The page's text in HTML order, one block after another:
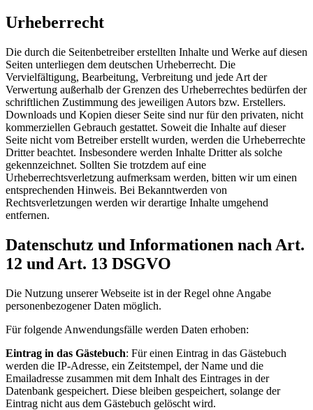
Urheberrecht
Die durch die Seitenbetreiber erstellten Inhalte und Werke auf diesen
Seiten unterliegen dem deutschen Urheberrecht. Die
Vervielfältigung, Bearbeitung, Verbreitung und jede Art der
Verwertung außerhalb der Grenzen des Urheberrechtes bedürfen der
schriftlichen Zustimmung des jeweiligen Autors bzw. Erstellers.
Downloads und Kopien dieser Seite sind nur für den privaten, nicht
kommerziellen Gebrauch gestattet. Soweit die Inhalte auf dieser
Seite nicht vom Betreiber erstellt wurden, werden die Urheberrechte
Dritter beachtet. Insbesondere werden Inhalte Dritter als solche
gekennzeichnet. Sollten Sie trotzdem auf eine
Urheberrechtsverletzung aufmerksam werden, bitten wir um einen
entsprechenden Hinweis. Bei Bekanntwerden von
Rechtsverletzungen werden wir derartige Inhalte umgehend
entfernen.
Datenschutz und Informationen nach Art.
12 und Art. 13 DSGVO
Die Nutzung unserer Webseite ist in der Regel ohne Angabe
personenbezogener Daten möglich.
Für folgende Anwendungsfälle werden Daten erhoben:
Eintrag in das Gästebuch: Für einen Eintrag in das Gästebuch
werden die IP-Adresse, ein Zeitstempel, der Name und die
Emailadresse zusammen mit dem Inhalt des Eintrages in der
Datenbank gespeichert. Diese bleiben gespeichert, solange der
Eintrag nicht aus dem Gästebuch gelöscht wird.